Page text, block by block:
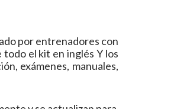
por entrenadores con
el kit en inglés Y los
exámenes, manuales,